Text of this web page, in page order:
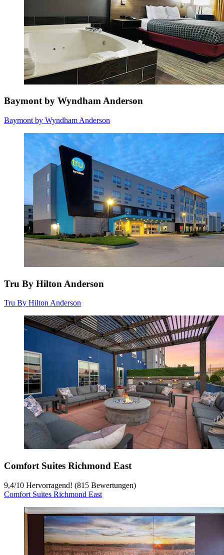
Baymont by Wyndham Anderson
Baymont by Wyndham Anderson
Tru By Hilton Anderson
Tru By Hilton Anderson
Comfort Suites Richmond East
9,4/10 Hervorragend! (815 Bewertungen)
Comfort Suites Richmond East